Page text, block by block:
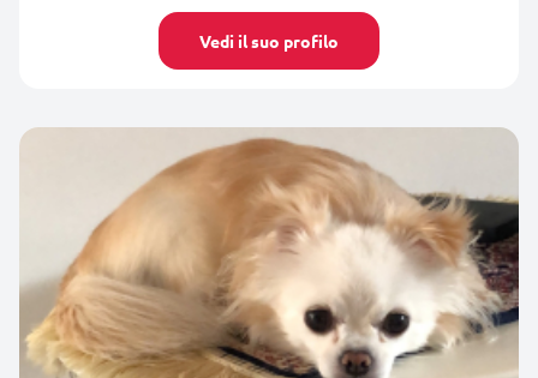
Vedi il suo profilo